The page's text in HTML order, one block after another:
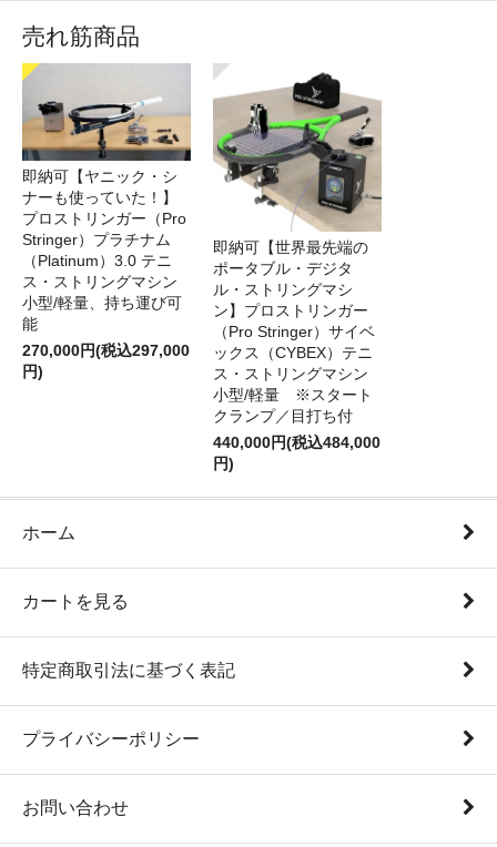
売れ筋商品
即納可【ヤニック・シ
ナーも使っていた！】
プロストリンガー（Pro
Stringer）プラチナム
（Platinum）3.0 テニ
ス・ストリングマシン
小型/軽量、持ち運び可
能
270,000円(税込297,000
円)
即納可【世界最先端の
ポータブル・デジタ
ル・ストリングマシ
ン】プロストリンガー
（Pro Stringer）サイベ
ックス（CYBEX）テニ
ス・ストリングマシン
小型/軽量 ※スタート
クランプ／目打ち付
440,000円(税込484,000
円)
ホーム
カートを見る
特定商取引法に基づく表記
プライバシーポリシー
お問い合わせ